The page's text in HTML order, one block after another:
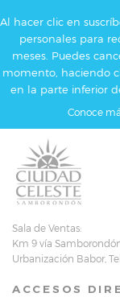
Al hacer clic en
personales para
meses. Puedes
momento, haciendo
en la parte inferior
Conoce
Sala de Ventas:
Km 9 vía
Urbanización Babor,
ACCESOS